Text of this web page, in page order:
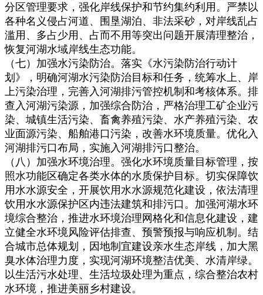
分区管理要求，强化岸线保护和节约集约利用。严禁以
各种名义侵占河道、围垦湖泊、非法采砂，对岸线乱占
滥用、多占少用、占而不用等突出问题开展清理整治，
恢复河湖水域岸线生态功能。
（七）加强水污染防治。落实《水污染防治行动计
划》，明确河湖水污染防治目标和任务，统筹水上、岸
上污染治理，完善入河湖排污管控机制和考核体系。排
查入河湖污染源，加强综合防治，严格治理工矿企业污
染、城镇生活污染、畜禽养殖污染、水产养殖污染、农
业面源污染、船舶港口污染，改善水环境质量。优化入
河湖排污口布局，实施入河湖排污口整治。
（八）加强水环境治理。强化水环境质量目标管理，按
照水功能区确定各类水体的水质保护目标。切实保障饮
用水水源安全，开展饮用水水源规范化建设，依法清理
饮用水水源保护区内违法建筑和排污口。加强河湖水环
境综合整治，推进水环境治理网格化和信息化建设，建
立健全水环境风险评估排查、预警预报与响应机制。结
合城市总体规划，因地制宜建设亲水生态岸线，加大黑
臭水体治理力度，实现河湖环境整洁优美、水清岸绿。
以生活污水处理、生活垃圾处理为重点，综合整治农村
水环境，推进美丽乡村建设。